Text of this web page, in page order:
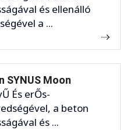
és ellenálló
a ...
SYNUS Moon
És erŐs-
a beton
és ...